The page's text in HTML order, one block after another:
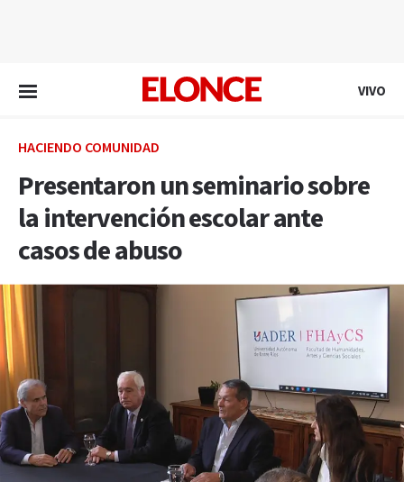
VIVO
HACIENDO COMUNIDAD
Presentaron un seminario sobre
la intervención escolar ante
casos de abuso